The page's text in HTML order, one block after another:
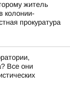
житель
колонии-
прокуратура
Все они